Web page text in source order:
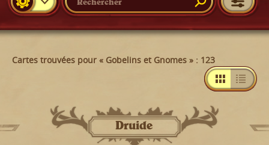
Cartes trouvées pour « Gobelins et Gnomes » : 123
Druide